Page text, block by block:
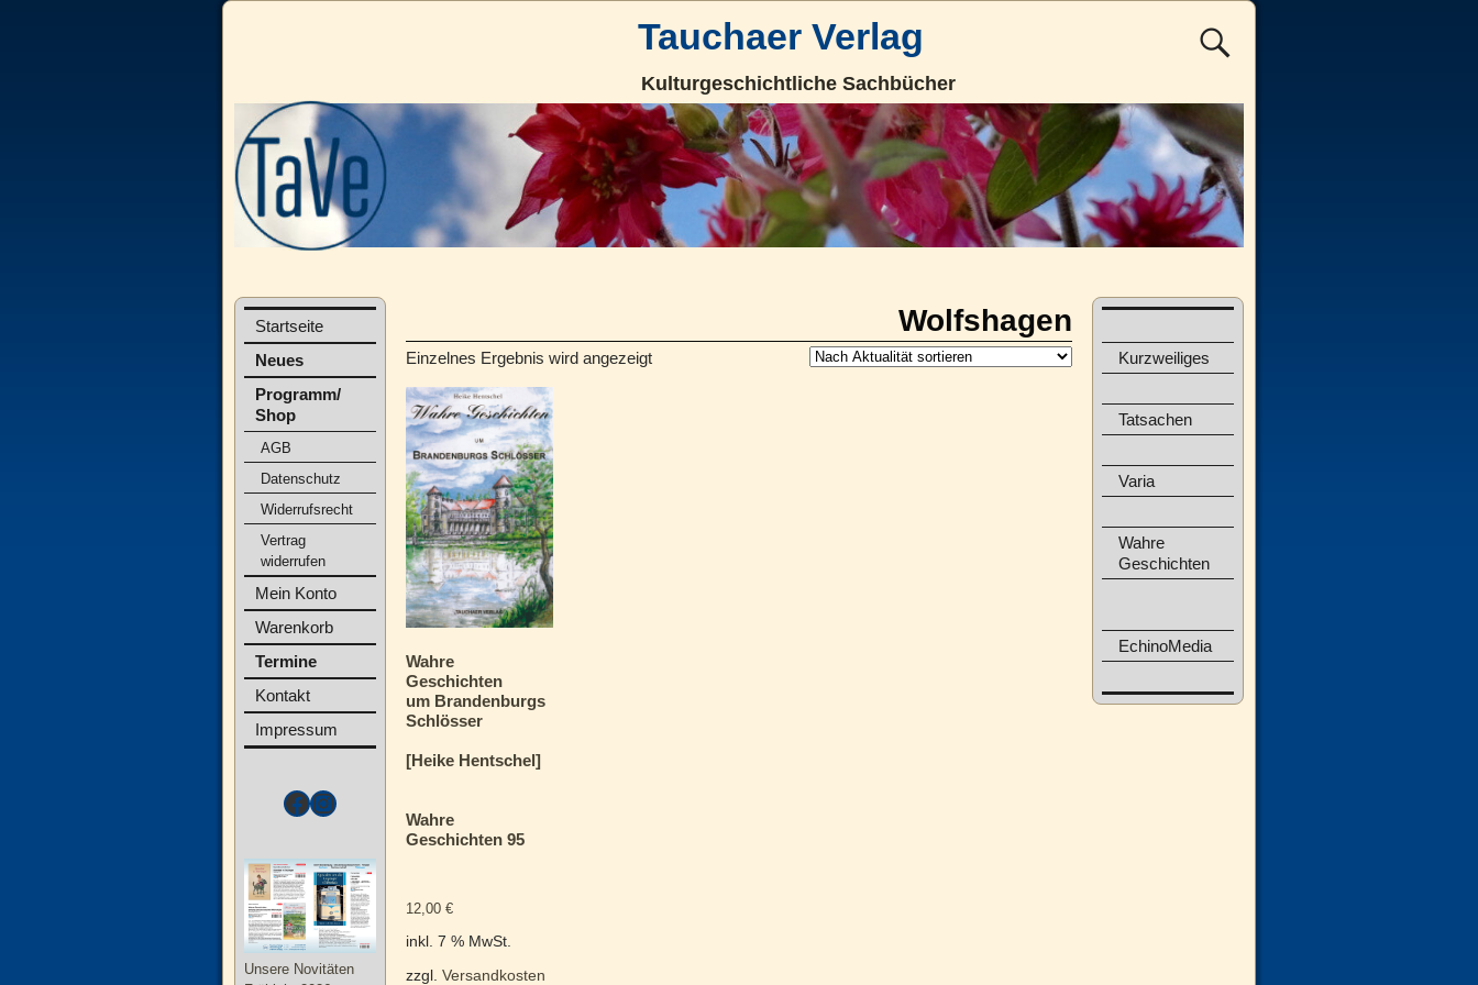
Tauchaer Verlag
Kulturgeschichtliche Sachbücher
Wolfshagen
Einzelnes Ergebnis wird angezeigt
Wahre
Geschichten
um Brandenburgs
Schlösser
[Heike Hentschel]
Wahre
Geschichten 95
12,00€
inkl. 7 % MwSt.
zzgl.Versandkosten
Startseite
Neues
Programm/
Shop
AGB
Datenschutz
Widerrufsrecht
Vertrag
widerrufen
Mein Konto
Warenkorb
Termine
Kontakt
Impressum
Unsere Novitäten
Kurzweiliges
Tatsachen
Varia
Wahre
Geschichten
EchinoMedia